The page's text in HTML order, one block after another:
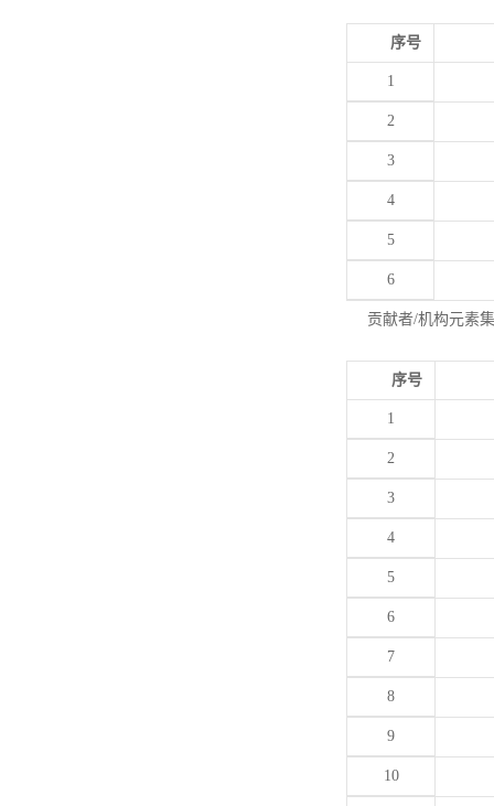
序号
1
2
3
4
5
6
贡献者/机构元素
序号
1
2
3
4
5
6
7
8
9
10